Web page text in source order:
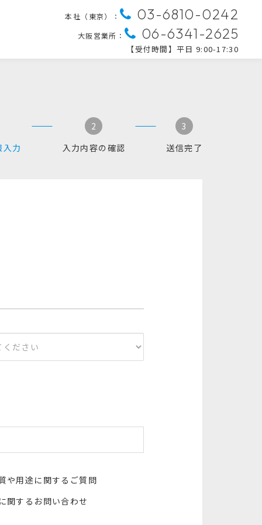
本社（東京）： 03-6810-0242
大阪営業所： 06-6341-2625
【受付時間】平日 9:00-17:30
入力
2
入力内容の確認
3
送信完了
や用途に関するご質問
関するお問い合わせ